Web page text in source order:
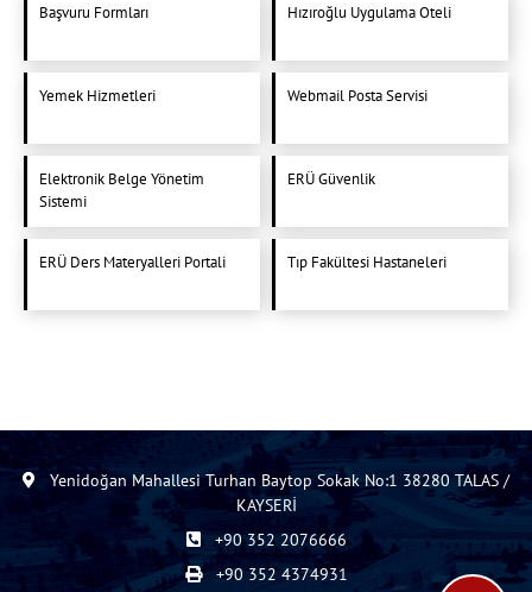
Başvuru Formları Hızıroğlu Uygulama Oteli
Yemek Hizmetleri Webmail Posta Servisi
Elektronik Belge Yönetim
Sistemi
ERÜ Güvenlik
ERÜ Ders Materyalleri Portali Tıp Fakültesi Hastaneleri
Yenidoğan Mahallesi Turhan Baytop Sokak No:1 38280 TALAS /
KAYSERİ
+90 352 2076666
+90 352 4374931